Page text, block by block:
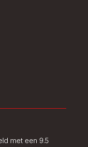
met een 9.5